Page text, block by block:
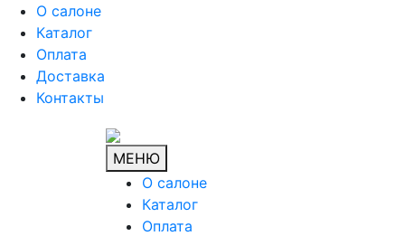
О салоне
Каталог
Оплата
Доставка
Контакты
МЕНЮ
О салоне
Каталог
Оплата